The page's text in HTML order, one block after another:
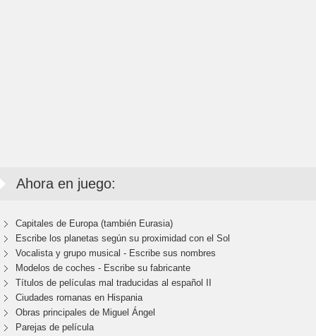
Ahora en juego:
Capitales de Europa (también Eurasia)
Escribe los planetas según su proximidad con el Sol
Vocalista y grupo musical - Escribe sus nombres
Modelos de coches - Escribe su fabricante
Títulos de películas mal traducidas al español II
Ciudades romanas en Hispania
Obras principales de Miguel Ángel
Parejas de película